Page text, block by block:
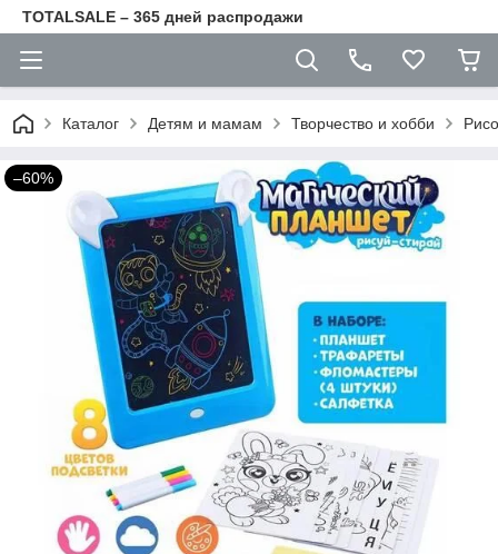
TOTALSALE – 365 дней распродажи
Каталог Детям и мамам Творчество и хобби
–60%